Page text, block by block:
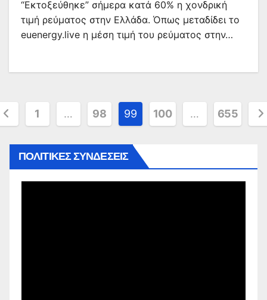
“Εκτοξεύθηκε” σήμερα κατά 60% η χονδρική
τιμή ρεύματος στην Ελλάδα. Όπως μεταδίδει το
euenergy.live η μέση τιμή του ρεύματος στην…
1 … 98 99 100 … 655
ΠΟΛΙΤΙΚΕΣ ΣΥΝΔΕΣΕΙΣ